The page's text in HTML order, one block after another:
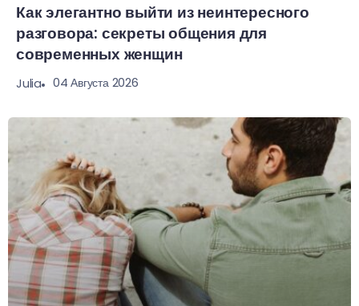
Как элегантно выйти из неинтересного
разговора: секреты общения для
современных женщин
Julia 04 Августа 2026